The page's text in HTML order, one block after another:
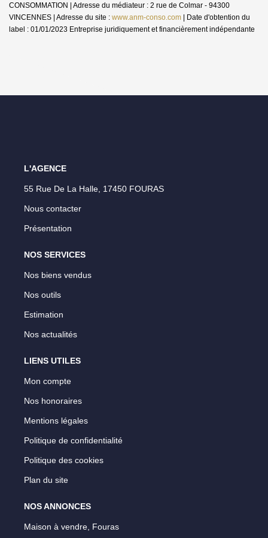
CONSOMMATION | Adresse du médiateur : 2 rue de Colmar - 94300
VINCENNES | Adresse du site : www.anm-conso.com | Date d'obtention du
label : 01/01/2023 Entreprise juridiquement et financièrement indépendante
L'AGENCE
55 Rue De La Halle, 17450 FOURAS
Nous contacter
Présentation
NOS SERVICES
Nos biens vendus
Nos outils
Estimation
Nos actualités
LIENS UTILES
Mon compte
Nos honoraires
Mentions légales
Politique de confidentialité
Politique des cookies
Plan du site
NOS ANNONCES
Maison à vendre, Fouras